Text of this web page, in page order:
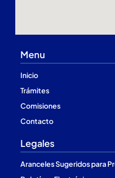
Menu
Inicio
Trámites
Comisiones
Contacto
Legales
Aranceles Sugeridos para